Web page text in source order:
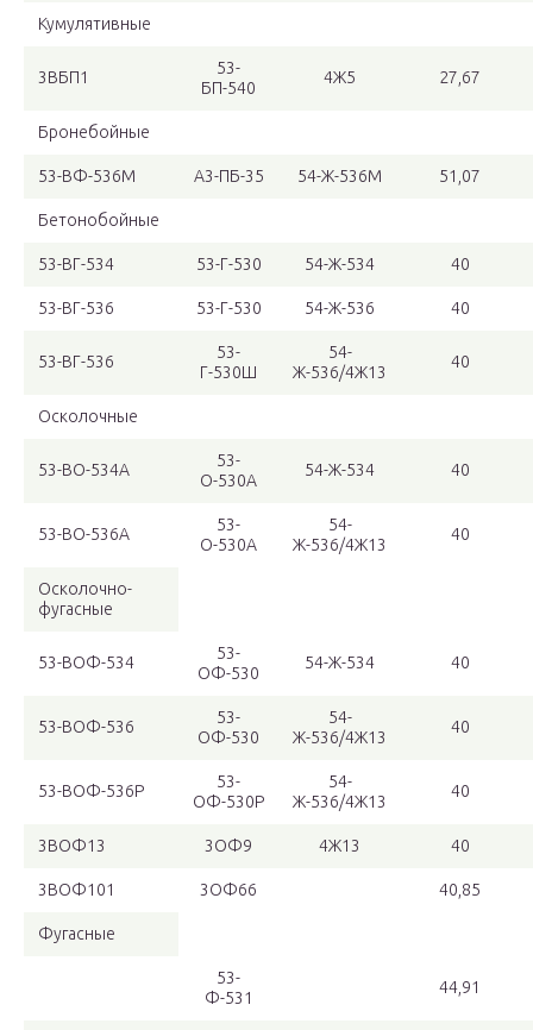
Кумулятивные
3ВБП1
53-
БП-540
4Ж5 27,67
Бронебойные
53-ВФ-536М А3-ПБ-35 54-Ж-536М 51,07
Бетонобойные
53-ВГ-534 53-Г-530 54-Ж-534 40
53-ВГ-536 53-Г-530 54-Ж-536 40
53-ВГ-536
53-
Г-530Ш
54-
Ж-536/4Ж13
40
Осколочные
53-ВО-534А
53-
О-530А
54-Ж-534 40
53-ВО-536А
53-
О-530А
54-
Ж-536/4Ж13
40
Осколочно-
фугасные
53-ВОФ-534
53-
ОФ-530
54-Ж-534 40
53-ВОФ-536
53-
ОФ-530
54-
Ж-536/4Ж13
40
53-ВОФ-536Р
53-
ОФ-530Р
54-
Ж-536/4Ж13
40
3ВОФ13 3ОФ9 4Ж13 40
3ВОФ101 3ОФ66 40,85
Фугасные
53-
Ф-531
44,91